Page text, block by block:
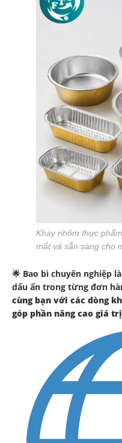
Khay nhôm thực
mắt và sẵn sàng cho
🌟 Bao bì chuyên nghiệp
dấu ấn trong từng đơn
cùng bạn với các dòng
góp phần nâng cao giá